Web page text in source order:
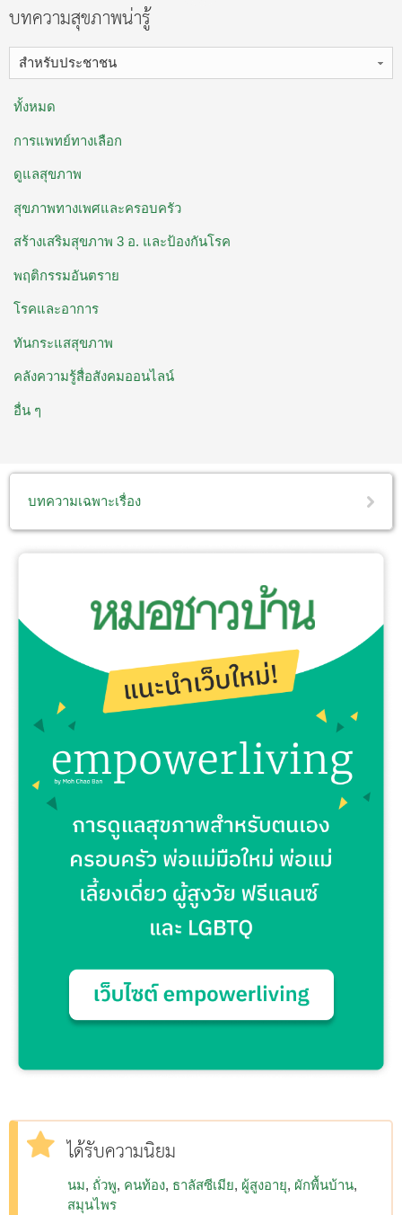
บทความสุขภาพน่ารู้
สำหรับประชาชน
ทั้งหมด
การแพทย์ทางเลือก
ดูแลสุขภาพ
สุขภาพทางเพศและครอบครัว
สร้างเสริมสุขภาพ 3 อ. ​และป้องกันโรค
พฤติกรรมอันตราย
โรคและอาการ
ทันกระแสสุขภาพ
คลังความรู้สื่อสังคมออนไลน์
อื่น ๆ
บทความเฉพาะเรื่อง
ได้รับความนิยม
นม ถั่วพู คนท้อง ธาลัสซีเมีย ผู้สูงอายุ ผักพื้นบ้าน
สมุนไพร